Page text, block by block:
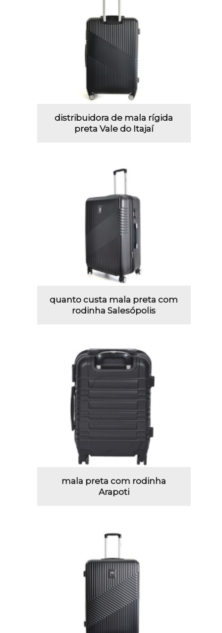
distribuidora de mala rígida
preta Vale do Itajaí
quanto custa mala preta com
rodinha Salesópolis
mala preta com rodinha
Arapoti